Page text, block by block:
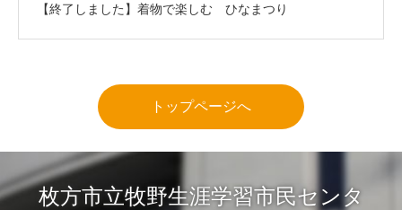
【終了しました】着物で楽しむ ひなまつり
トップページへ
枚方市立牧野生涯学習市民センタ